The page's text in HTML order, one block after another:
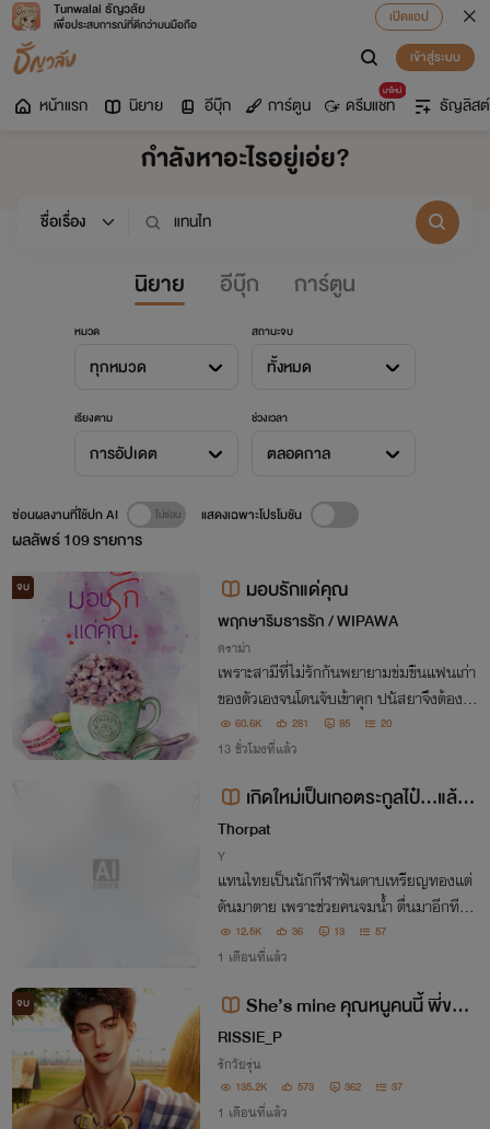
Tunwalai ธัญวลัย
เพื่อประสบการณ์ที่ดีกว่าบนมือถือ
เปิดแอป
เข้าสู่ระบบ
หน้าแรก นิยาย อีบุ๊ก การ์ตูน
มาใหม่
ดรีมแชท ธัญลิสต์
กำลังหาอะไรอยู่เอ่ย?
นิยาย อีบุ๊ก การ์ตูน
หมวด
ทุกหมวด
สถานะจบ
ทั้งหมด
เรียงตาม
การอัปเดต
ช่วงเวลา
ตลอดกาล
ผลลัพธ์109รายการ
ซ่อนผลงานที่ใช้ปก AI แสดงเฉพาะโปรโมชัน
จบ มอบรักแด่คุณ
พฤกษาริมธารรัก / WIPAWA
ดราม่า
เพราะสามีที่ไม่รักกันพยายามข่มขืนแฟนเก่า
ของตัวเองจนโดนจับเข้าคุก ปนัสยาจึงต้องยื
นหยัดลุกขึ้นสู้ชีวิตด้วยตัวเอง แบกทั้งเขา คร
อบครัวของเขา และลูกในท้อง ไหนจะปัญหา
60.6K 281 85 20
13 ชั่วโมงที่แล้ว
เกิดใหม่เป็นเกอตระกูลไป๋...แล้วเ
กอคืออะไรฟะ
Thorpat
Y
แทนไทยเป็นนักกีฬาฟันดาบเหรียญทองแต่
ดันมาตาย เพราะช่วยคนจมน้ำ ตื่นมาอีกทีก็เ
ข้ามาอยู่ในร่างของ คุณชายเล็กตระกูลไป๋(ไป๋
ฉาง)"อะไรกันฟะเนี่ย! มาอยู่ที่นี่ ได้ไง โอ้ย ปว
ดหัว ภาพในหัวพวกนี้มันอะไรกัน โอ้ยย"
12.5K 36 13 57
1 เดือนที่แล้ว
จบ
She’s mine คุณหนูคนนี้ พี่ขอจ
อง
RISSIE_P
รักวัยรุ่น
135.2K 573 362 37
1 เดือนที่แล้ว